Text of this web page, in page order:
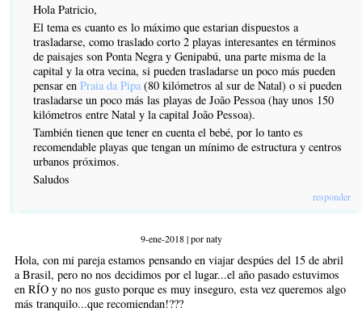
Hola Patricio,
El tema es cuanto es lo máximo que estarian dispuestos a
trasladarse, como traslado corto 2 playas interesantes en términos
de paisajes son Ponta Negra y Genipabú, una parte misma de la
capital y la otra vecina, si pueden trasladarse un poco más pueden
pensar en Praia da Pipa(80 kilómetros al sur de Natal) o si pueden
trasladarse un poco más las playas de João Pessoa (hay unos 150
kilómetros entre Natal y la capital João Pessoa).
También tienen que tener en cuenta el bebé, por lo tanto es
recomendable playas que tengan un mínimo de estructura y centros
urbanos próximos.
Saludos
responder
9-ene-2018 | por naty
Hola, con mi pareja estamos pensando en viajar despúes del 15 de abril
a Brasil, pero no nos decidimos por el lugar...el año pasado estuvimos
en RÍO y no nos gusto porque es muy inseguro, esta vez queremos algo
más tranquilo...que recomiendan!???